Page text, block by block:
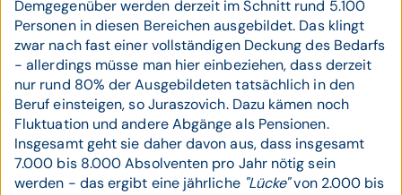
Demgegenüber werden derzeit im Schnitt rund 5.100
Personen in diesen Bereichen ausgebildet. Das klingt
zwar nach fast einer vollständigen Deckung des Bedarfs
- allerdings müsse man hier einbeziehen, dass derzeit
nur rund 80% der Ausgebildeten tatsächlich in den
Beruf einsteigen, so Juraszovich. Dazu kämen noch
Fluktuation und andere Abgänge als Pensionen.
Insgesamt geht sie daher davon aus, dass insgesamt
7.000 bis 8.000 Absolventen pro Jahr nötig sein
werden - das ergibt eine jährliche "Lücke"von 2.000 bis